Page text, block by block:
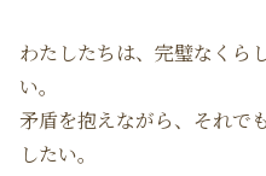
わたしたちは、完璧なくら
い。
矛盾を抱えながら、それで
したい。